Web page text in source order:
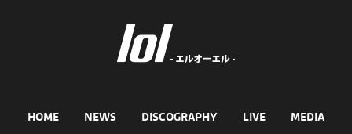
HOME NEWS DISCOGRAPHY LIVE MEDIA